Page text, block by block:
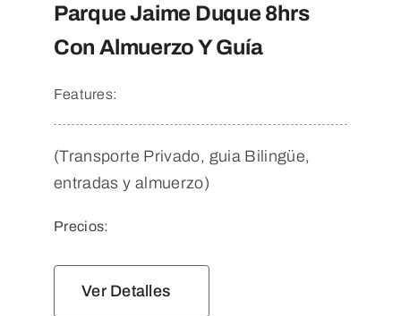
Parque Jaime Duque 8hrs
Con Almuerzo Y Guía
Features:
(Transporte Privado, guia Bilingüe,
entradas y almuerzo)
Precios:
Ver Detalles